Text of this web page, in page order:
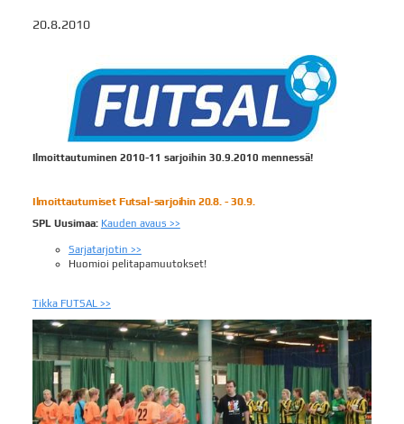
20.8.2010
Ilmoittautuminen 2010-11 sarjoihin 30.9.2010 mennessä!
Ilmoittautumiset Futsal-sarjoihin 20.8. - 30.9.
SPL Uusimaa: Kauden avaus >>
Sarjatarjotin >>
Huomioi pelitapamuutokset!
Tikka FUTSAL >>